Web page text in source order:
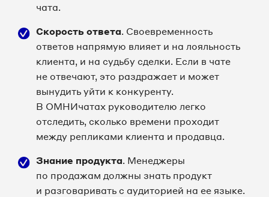
чата.
Скорость ответа. Своевременность
ответов напрямую влияет и на лояльность
клиента, и на судьбу сделки. Если в чате
не отвечают, это раздражает и может
вынудить уйти к конкуренту.
В ОМНИчатах руководителю легко
отследить, сколько времени проходит
между репликами клиента и продавца.
Знание продукта. Менеджеры
по продажам должны знать продукт
и разговаривать с аудиторией на ее языке.